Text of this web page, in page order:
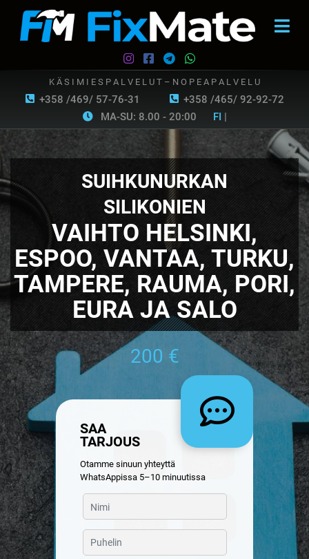
+358 /469/ 57-76-31 +358 /465/ 92-92-72
K Ä S I M I E S P A L V E L U T – N O P E A P A L V E L U
MA-SU: 8.00 - 20:00 FI |
SUIHKUNURKAN
SILIKONIEN
VAIHTO HELSINKI,
ESPOO, VANTAA, TURKU,
TAMPERE, RAUMA, PORI,
EURA JA SALO
200 €
SAA
TARJOUS
Otamme sinuun yhteyttä
WhatsAppissa 5–10 minuutissa